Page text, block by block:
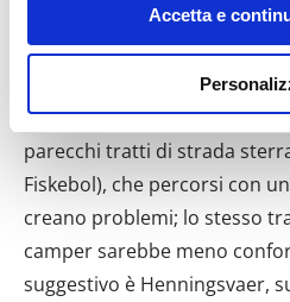
sull'icona di attivazione della
raccogliere
geografica, con
metro,
Identificare il tuo
attivamente alla ricerca di
(impronte digitali).
Approfondisci come vengono
Accetta e